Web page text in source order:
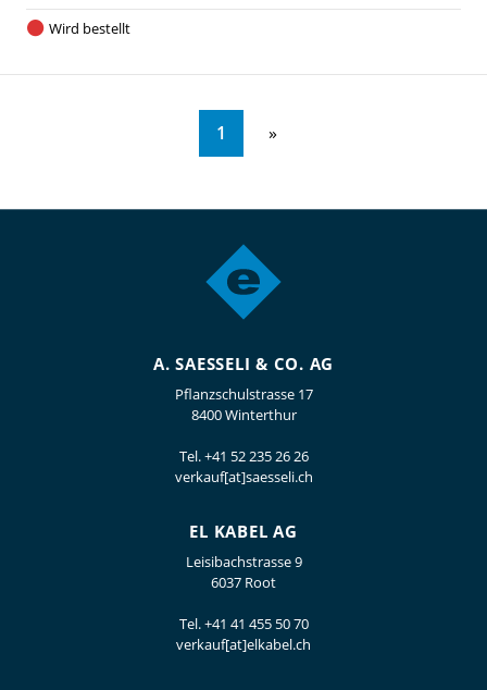
Wird bestellt
1
A. SAESSELI & CO. AG
Pflanzschulstrasse 17
8400 Winterthur
Tel.+41 52 235 26 26
verkauf[at]saesseli.ch
EL KABEL AG
Leisibachstrasse 9
6037 Root
Tel.+41 41 455 50 70
verkauf[at]elkabel.ch